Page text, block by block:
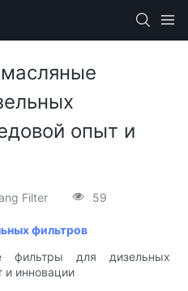
опыт и
Filter 59
фильтров
фильтры для дизельных
и инновации